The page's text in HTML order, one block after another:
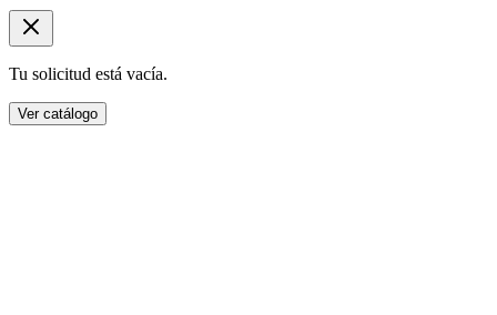
Tu solicitud está vacía.
Ver catálogo